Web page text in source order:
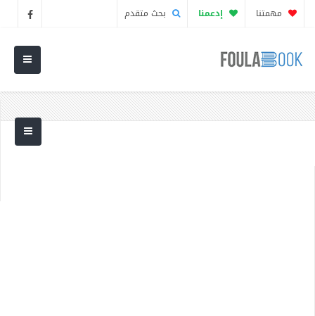
مهمتنا إدعمنا بحث متقدم